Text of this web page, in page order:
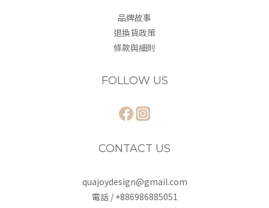
品牌故事
退換貨政策
條款與細則
FOLLOW US
CONTACT US
quajoydesign@gmail.com
電話 / +886986885051